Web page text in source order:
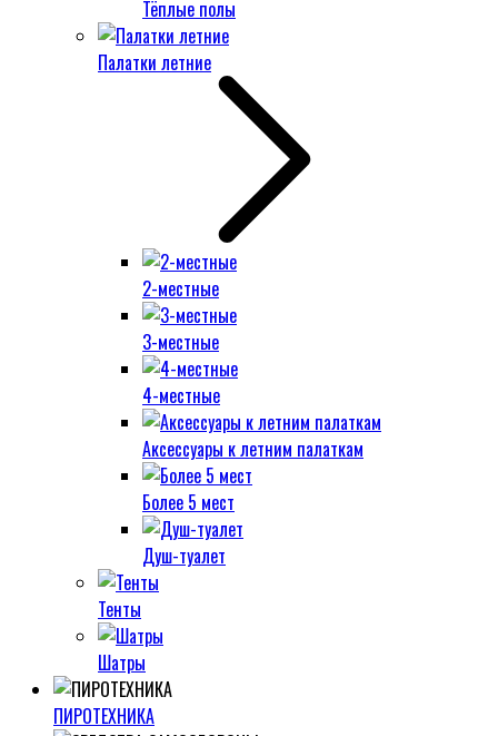
Тёплые полы
Палатки летние
2-местные
3-местные
4-местные
Аксессуары к летним палаткам
Более 5 мест
Душ-туалет
Тенты
Шатры
ПИРОТЕХНИКА